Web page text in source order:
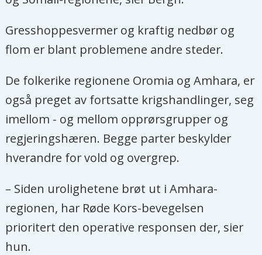
Gresshoppesvermer og kraftig nedbør og
flom er blant problemene andre steder.
De folkerike regionene Oromia og Amhara, er
også preget av fortsatte krigshandlinger, seg
imellom - og mellom opprørsgrupper og
regjeringshæren. Begge parter beskylder
hverandre for vold og overgrep.
– Siden urolighetene brøt ut i Amhara-
regionen, har Røde Kors-bevegelsen
prioritert den operative responsen der, sier
hun.